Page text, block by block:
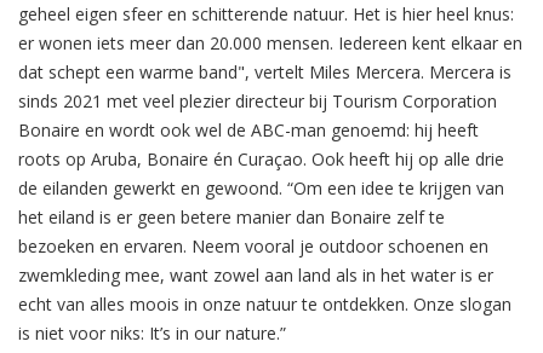
geheel eigen sfeer en schitterende natuur. Het is hier heel knus:
er wonen iets meer dan 20.000 mensen. Iedereen kent elkaar en
dat schept een warme band", vertelt Miles Mercera. Mercera is
sinds 2021 met veel plezier directeur bij Tourism Corporation
Bonaire en wordt ook wel de ABC-man genoemd: hij heeft
roots op Aruba, Bonaire én Curaçao. Ook heeft hij op alle drie
de eilanden gewerkt en gewoond. “Om een idee te krijgen van
het eiland is er geen betere manier dan Bonaire zelf te
bezoeken en ervaren. Neem vooral je outdoor schoenen en
zwemkleding mee, want zowel aan land als in het water is er
echt van alles moois in onze natuur te ontdekken. Onze slogan
is niet voor niks: It’s in our nature.”